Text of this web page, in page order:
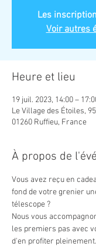
Les
Voir autres
Heure et lieu
19 juil. 2023, 14:00 –
Le Village des Étoiles,
01260 Ruffieu, France
À propos de
Vous avez reçu en
fond de votre grenier
télescope ?
Nous vous
les premiers pas avec
d'en profiter pleinement.